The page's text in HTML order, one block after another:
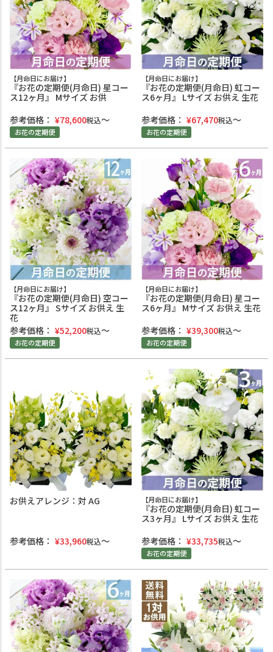
【月命日にお届け】
『お花の定期便(月命日) 星コー
ス12ヶ月』 Mサイズ お供
参考価格： ¥78,600税込
お花の定期便
【月命日にお届け】
『お花の定期便(月命日) 虹コー
ス6ヶ月』 Lサイズ お供え 生花
参考価格： ¥67,470税込
お花の定期便
【月命日にお届け】
『お花の定期便(月命日) 空コー
ス12ヶ月』 Sサイズ お供え 生
花
参考価格： ¥52,200税込
お花の定期便
【月命日にお届け】
『お花の定期便(月命日) 星コー
ス6ヶ月』 Mサイズ お供え 生花
参考価格： ¥39,300税込
お花の定期便
お供えアレンジ：対 AG
参考価格： ¥33,960税込
【月命日にお届け】
『お花の定期便(月命日) 虹コー
ス3ヶ月』 Lサイズ お供え 生花
参考価格： ¥33,735税込
お花の定期便